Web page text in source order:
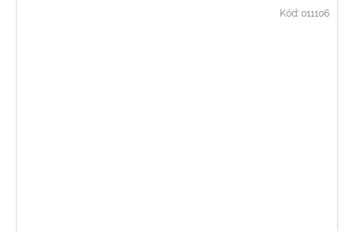
Kód: 011106